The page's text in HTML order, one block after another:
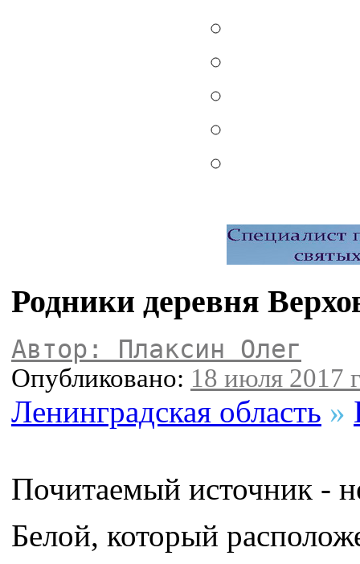
Родники деревня
Автор: Плаксин Олег
Опубликовано: 18 июля 2017
Ленинградская область »
Почитаемый источник -
Белой, который